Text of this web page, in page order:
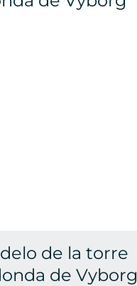
de la torre
de Vyborg